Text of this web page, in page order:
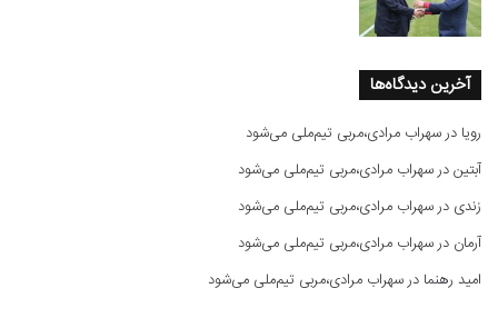
آخرین دیدگاه‌ها
رویا درسهراب مرادی،مربی تیم‌ملی می‌شود
آبتیندرسهراب مرادی،مربی تیم‌ملی می‌شود
زندی درسهراب مرادی،مربی تیم‌ملی می‌شود
آرمان درسهراب مرادی،مربی تیم‌ملی می‌شود
امید رهنما درسهراب مرادی،مربی تیم‌ملی می‌شود